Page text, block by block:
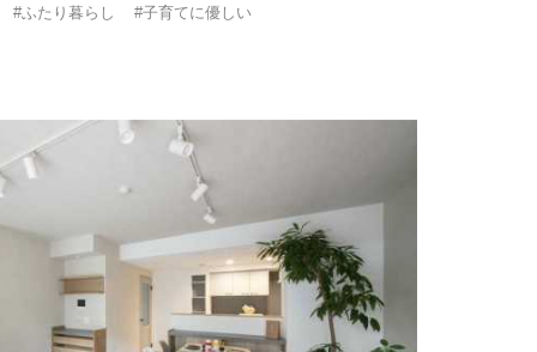
#ふたり暮らし
#子育てに優しい